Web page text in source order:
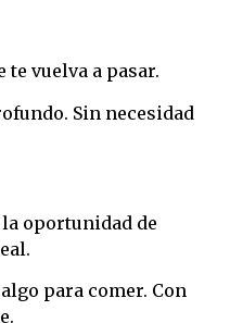
te vuelva a pasar.
Sin necesidad
la oportunidad de
para comer. Con